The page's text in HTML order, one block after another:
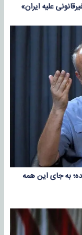
علیه ایران»
به جای این همه